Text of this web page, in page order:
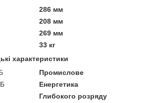
286 мм
208 мм
269 мм
33 кг
характеристики
Промиcлове
Енергетика
Глибокого розряду